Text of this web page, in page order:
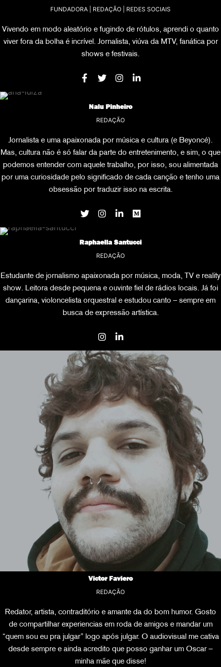
FUNDADORA | REDAÇÃO | REDES SOCIAIS
Vivendo em modo aleatório e fugindo de rótulos, aprendi o quanto
viver fora da bolha é incrível. Jornalista, viúva da MTV, fanática por
shows e festivais.
Nalu Pinheiro
REDAÇÃO
Jornalista e uma apaixonada por música e cultura (e Beyoncé).
Mas, cultura não é só falar da parte do entretenimento, e sim, o que
podemos entender com aquele trabalho, por isso, sou alimentada
por uma curiosidade pelo significado de cada canção e tenho uma
obsessão por traduzir isso na escrita.
Raphaella Santucci
REDAÇÃO
Estudante de jornalismo apaixonada por música, moda, TV e reality
show. Leitora desde pequena e ouvinte fiel de rádios locais. Já foi
dançarina, violoncelista orquestral e estudou canto – sempre em
busca de expressão artística.
Victor Faviero
REDAÇÃO
Redator, artista, contraditório e amante da do bom humor. Gosto
de compartilhar experiencias em roda de amigos e mandar um
“quem sou eu pra julgar” logo após julgar. O audiovisual me cativa
desde sempre e ainda acredito que posso ganhar um Oscar –
minha mãe que disse!